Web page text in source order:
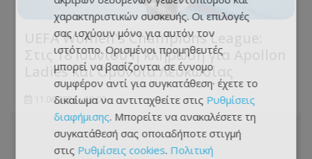
UEFA Women's Champions League:
Στις 18 Ιουνίου η κλήρωση για Apollon
Ladies και Ομόνοια Λευκωσίας
11.06.2026 - 12:00
χαρακτηριστικών συσκευής. Οι επιλογές
σας ισχύουν μόνο για αυτόν τον
ιστότοπο. Ορισμένοι προμηθευτές
μπορεί να βασίζονται σε έννομο
συμφέρον αντί για συγκατάθεση· έχετε το
δικαίωμα να αντιταχθείτε στις Ρυθμίσεις
διαφήμισης. Μπορείτε να ανακαλέσετε τη
συγκατάθεσή σας οποιαδήποτε στιγμή
στις Ρυθμίσεις cookies. Πολιτική